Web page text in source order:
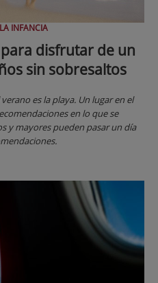
INFANCIA
disfrutar de un
sin sobresaltos
es la playa. Un lugar en el
en lo que se
y mayores pueden pasar un día